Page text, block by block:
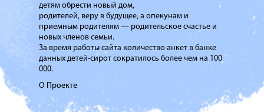
детям обрести новый дом,
родителей, веру в будущее, а опекунам и
приемным родителям — родительское счастье и
новых членов семьи.
За время работы сайта количество анкет в банке
данных детей-сирот сократилось более чем на 100
000.
О Проекте